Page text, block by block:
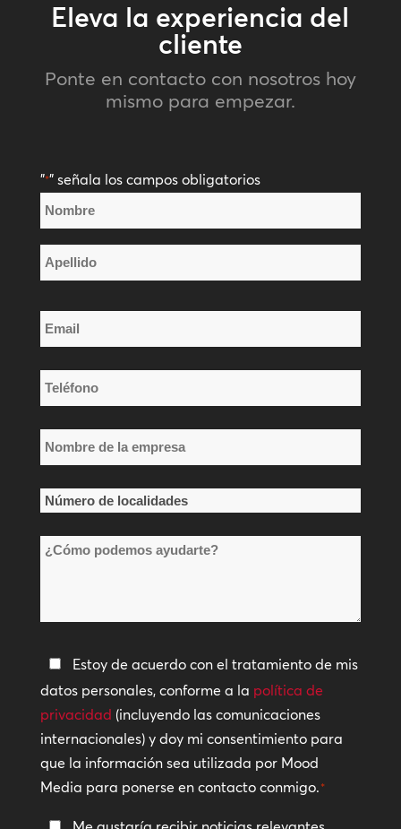
Eleva la experiencia del
cliente
Ponte en contacto con nosotros hoy
mismo para empezar.
"*" señala los campos obligatorios
Nombre
*
Nombre
Email
*
Teléfono
*
Nombre
de
la
empresa
*
Número
localidades
¿Cómo
Política
de
privacidad
*
Estoy de acuerdo con el tratamiento de mis
datos personales, conforme a la política de
privacidad (incluyendo las comunicaciones
internacionales) y doy mi consentimiento para
que la información sea utilizada por Mood
Media para ponerse en contacto conmigo.*